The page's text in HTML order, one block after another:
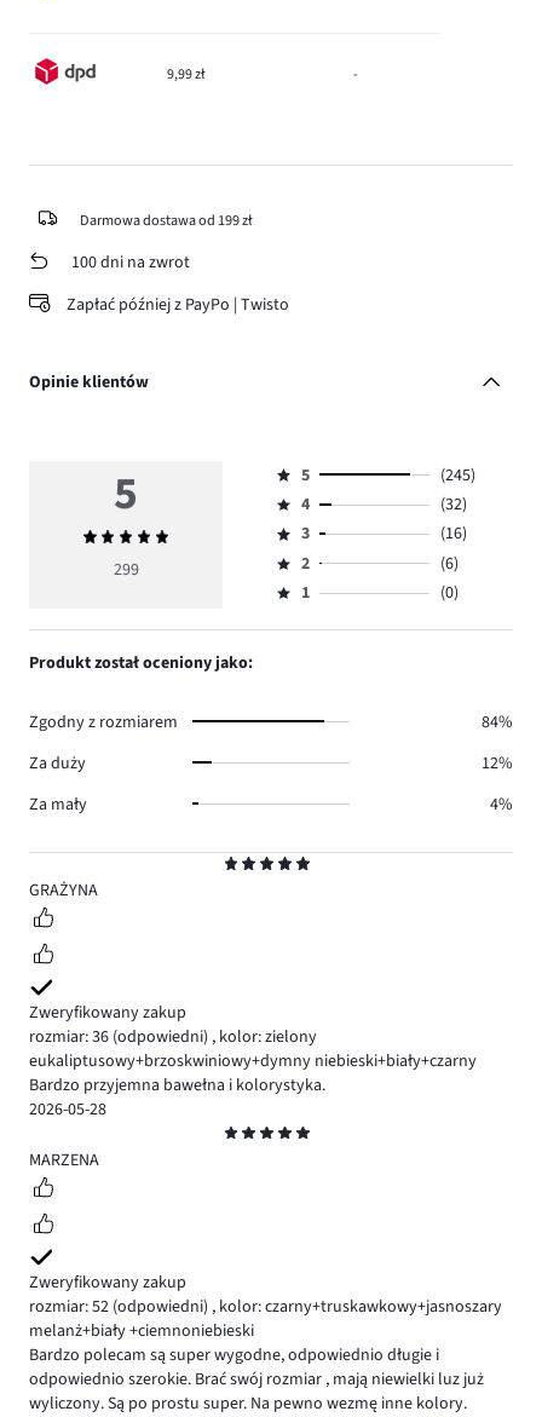
9,99 zł -
Darmowa dostawa od 199 zł
100 dni na zwrot
Zapłać później z PayPo | Twisto
Opinie klientów
5
GRAŻYNA
Zweryfikowany zakup
rozmiar: 36 (odpowiedni) , kolor: zielony
eukaliptusowy+brzoskwiniowy+dymny niebieski+biały+czarny
Bardzo przyjemna bawełna i kolorystyka.
2026-05-28
5
MARZENA
Zweryfikowany zakup
rozmiar: 52 (odpowiedni) , kolor: czarny+truskawkowy+jasnoszary
melanż+biały +ciemnoniebieski
Bardzo polecam są super wygodne, odpowiednio długie i
odpowiednio szerokie. Brać swój rozmiar , mają niewielki luz już
wyliczony. Są po prostu super. Na pewno wezmę inne kolory.
5
Średnia
ocena
299
Ocena
5,
ilość
głosów
245.
5
(245)
Ocena
4,
ilość
głosów
4
(32)
Ocena
3,
ilość
3
(16)
Ocena
2,
2
(6)
Ocena
1,
1 (0)
Produkt został oceniony jako:
Zgodny z rozmiarem
84%
Za duży
12%
Za mały
4%